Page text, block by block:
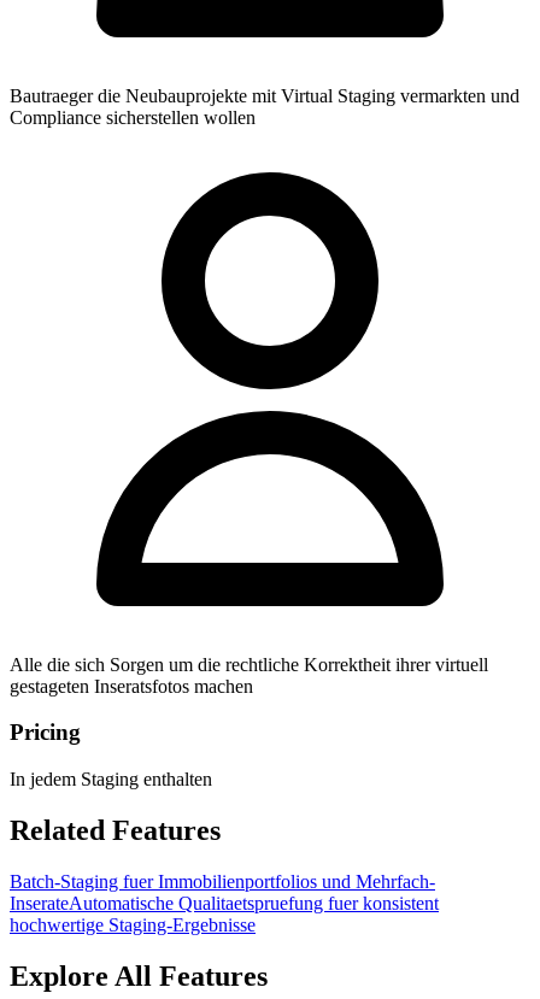
Bautraeger die Neubauprojekte mit Virtual Staging vermarkten und
Compliance sicherstellen wollen
Alle die sich Sorgen um die rechtliche Korrektheit ihrer virtuell
gestageten Inseratsfotos machen
Pricing
In jedem Staging enthalten
Related Features
Batch-Staging fuer Immobilienportfolios und Mehrfach-
InserateAutomatische Qualitaetspruefung fuer konsistent
hochwertige Staging-Ergebnisse
Explore All Features